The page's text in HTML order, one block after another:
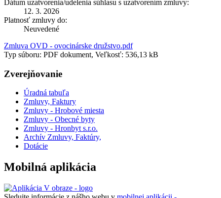
Dátum uzatvorenia/udelenia súhlasu s uzatvorením zmluvy:
12. 3. 2026
Platnosť zmluvy do:
Neuvedené
Zmluva OVD - ovocinárske družstvo.pdf
Typ súboru: PDF dokument, Veľkosť: 536,13 kB
Zverejňovanie
Úradná tabuľa
Zmluvy, Faktury
Zmluvy - Hrobové miesta
Zmluvy - Obecné byty
Zmluvy - Hronbyt s.r.o.
Archív Zmluvy, Faktúry,
Dotácie
Mobilná aplikácia